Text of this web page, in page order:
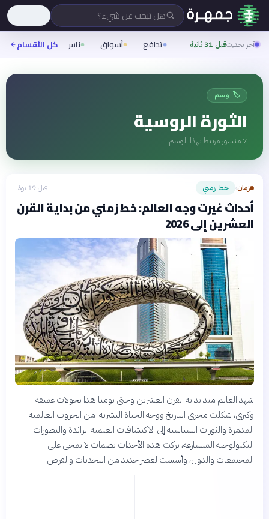
هل تبحث عن شيء؟
آخر تحديثقبل 31 ثانية تدافع أسواق ناس روح
كل الأقسام
🏷️ وسم
الثورة الروسية
7 منشور مرتبط بهذا الوسم
زمان› خط زمني قبل 19 يومًا
أحداث غيرت وجه العالم: خط زمني من بداية القرن
العشرين إلى 2026
شهد العالم منذ بداية القرن العشرين وحتى يومنا هذا تحولات عميقة
وكبرى، شكلت مجرى التاريخ ووجه الحياة البشرية. من الحروب العالمية
المدمرة والثورات السياسية إلى الاكتشافات العلمية الرائدة والتطورات
التكنولوجية المتسارعة، تركت هذه الأحداث بصمات لا تمحى على
المجتمعات والدول، وأسست لعصر جديد من التحديات والفرص.